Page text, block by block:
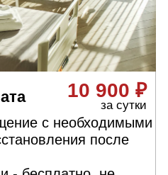
головку
лопатки
процедура,
головки,
головки
Это более